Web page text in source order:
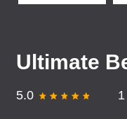
Ultimate
5.0